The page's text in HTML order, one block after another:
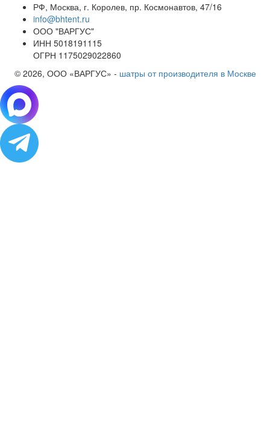
РФ, Москва, г. Королев, пр. Космонавтов, 47/16
info@bhtent.ru
ООО "ВАРГУС"
ИНН 5018191115
ОГРН 1175029022860
© 2026, ООО «ВАРГУС» - шатры от производителя в Москве